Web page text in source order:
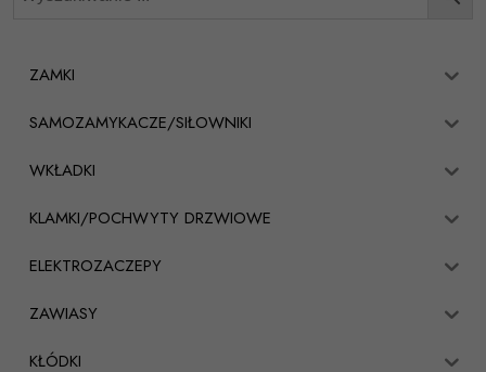
ZAMKI
SAMOZAMYKACZE/SIŁOWNIKI
WKŁADKI
KLAMKI/POCHWYTY DRZWIOWE
ELEKTROZACZEPY
ZAWIASY
KŁÓDKI